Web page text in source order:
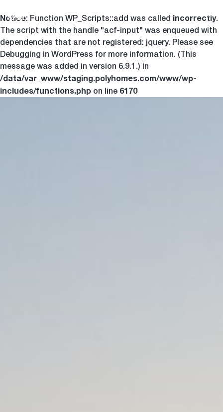
Notice: Function WP_Scripts::add was called incorrectly.
The script with the handle "acf-input" was enqueued with
dependencies that are not registered: jquery. Please see
Debugging in WordPress for more information. (This
message was added in version 6.9.1.) in
/data/var_www/staging.polyhomes.com/www/wp-
includes/functions.php on line 6170